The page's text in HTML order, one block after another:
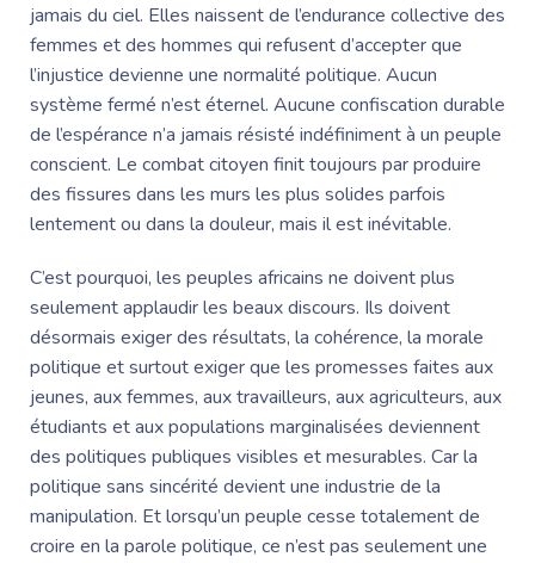
jamais du ciel. Elles naissent de l’endurance collective des
femmes et des hommes qui refusent d’accepter que
l’injustice devienne une normalité politique. Aucun
système fermé n’est éternel. Aucune confiscation durable
de l’espérance n’a jamais résisté indéfiniment à un peuple
conscient. Le combat citoyen finit toujours par produire
des fissures dans les murs les plus solides parfois
lentement ou dans la douleur, mais il est inévitable.
C’est pourquoi, les peuples africains ne doivent plus
seulement applaudir les beaux discours. Ils doivent
désormais exiger des résultats, la cohérence, la morale
politique et surtout exiger que les promesses faites aux
jeunes, aux femmes, aux travailleurs, aux agriculteurs, aux
étudiants et aux populations marginalisées deviennent
des politiques publiques visibles et mesurables. Car la
politique sans sincérité devient une industrie de la
manipulation. Et lorsqu’un peuple cesse totalement de
croire en la parole politique, ce n’est pas seulement une